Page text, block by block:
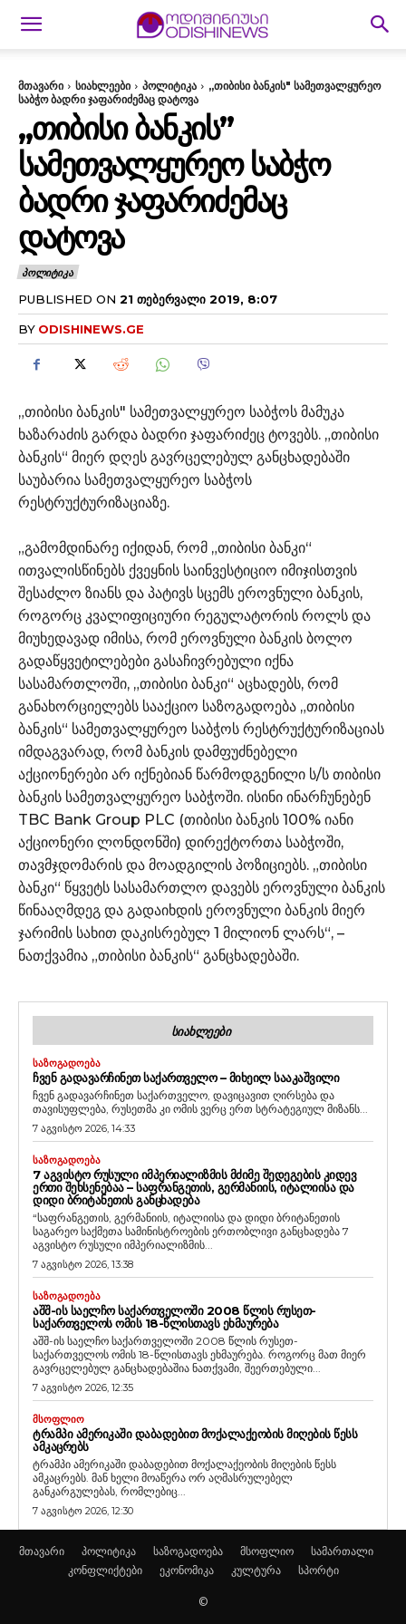
მთავარი სიახლეები პოლიტიკა
„თიბისი ბანკის" სამეთვალყურეო
საბჭო ბადრი ჯაფარიძემაც დატოვა
„ᲗᲘᲑᲘᲡᲘ ᲑᲐᲜᲙᲘᲡ”
ᲡᲐᲛᲔᲗᲕᲐᲚᲧᲣᲠᲔᲝ ᲡᲐᲑᲭᲝ
ᲑᲐᲓᲠᲘ ᲯᲐᲤᲐᲠᲘᲫᲔᲛᲐᲪ
ᲓᲐᲢᲝᲕᲐ
ᲞᲝᲚᲘᲢᲘᲙᲐ
PUBLISHED ON 21 ᲗᲔᲑᲔᲠᲕᲐᲚᲘ 2019, 8:07
BY ODISHINEWS.GE
„თიბისი ბანკის" სამეთვალყურეო საბჭოს მამუკა
ხაზარაძის გარდა ბადრი ჯაფარიძეც ტოვებს. „თიბისი
ბანკის“ მიერ დღეს გავრცელებულ განცხადებაში
საუბარია სამეთვალყურეო საბჭოს
რესტრუქტურიზაციაზე.
„გამომდინარე იქიდან, რომ „თიბისი ბანკი“
ითვალისწინებს ქვეყნის საინვესტიციო იმიჯისთვის
შესაძლო ზიანს და პატივს სცემს ეროვნული ბანკის,
როგორც კვალიფიციური რეგულატორის როლს და
მიუხედავად იმისა, რომ ეროვნული ბანკის ბოლო
გადაწყვეტილებები გასაჩივრებული იქნა
სასამართლოში, „თიბისი ბანკი“ აცხადებს, რომ
განახორციელებს სააქციო საზოგადოება „თიბისი
ბანკის“ სამეთვალყურეო საბჭოს რესტრუქტურიზაციას
იმდაგვარად, რომ ბანკის დამფუძნებელი
აქციონერები არ იქნებიან წარმოდგენილი ს/ს თიბისი
ბანკის სამეთვალყურეო საბჭოში. ისინი ინარჩუნებენ
TBC Bank Group PLC (თიბისი ბანკის 100% იანი
აქციონერი ლონდონში) დირექტორთა საბჭოში,
თავმჯდომარის და მოადგილის პოზიციებს. „თიბისი
ბანკი“ წყვეტს სასამართლო დავებს ეროვნული ბანკის
წინააღმდეგ და გადაიხდის ეროვნული ბანკის მიერ
ჯარიმის სახით დაკისრებულ 1 მილიონ ლარს“, –
ნათქვამია „თიბისი ბანკის“ განცხადებაში.
ᲡᲘᲐᲮᲚᲔᲔᲑᲘ
ᲡᲐᲖᲝᲒᲐᲓᲝᲔᲑᲐ
ᲩᲕᲔᲜ ᲒᲐᲓᲐᲕᲐᲠᲩᲘᲜᲔᲗ ᲡᲐᲥᲐᲠᲗᲕᲔᲚᲝ – ᲛᲘᲮᲔᲘᲚ ᲡᲐᲐᲙᲐᲨᲕᲘᲚᲘ
ჩვენ გადავარჩინეთ საქართველო, დავიცავით ღირსება და
თავისუფლება, რუსეთმა კი ომის ვერც ერთ სტრატეგიულ მიზანს...
7 აგვისტო 2026, 14:33
ᲡᲐᲖᲝᲒᲐᲓᲝᲔᲑᲐ
7 ᲐᲒᲕᲘᲡᲢᲝ ᲠᲣᲡᲣᲚᲘ ᲘᲛᲞᲔᲠᲘᲐᲚᲘᲖᲛᲘᲡ ᲛᲫᲘᲛᲔ ᲨᲔᲓᲔᲒᲔᲑᲘᲡ ᲙᲘᲓᲔᲕ
ᲔᲠᲗᲘ ᲨᲔᲮᲡᲔᲜᲔᲑᲐᲐ – ᲡᲐᲤᲠᲐᲜᲒᲔᲗᲘᲡ, ᲒᲔᲠᲛᲐᲜᲘᲘᲡ, ᲘᲢᲐᲚᲘᲘᲡᲐ ᲓᲐ
ᲓᲘᲓᲘ ᲑᲠᲘᲢᲐᲜᲔᲗᲘᲡ ᲒᲐᲜᲪᲮᲐᲓᲔᲑᲐ
“საფრანგეთის, გერმანიის, იტალიისა და დიდი ბრიტანეთის
საგარეო საქმეთა სამინისტროების ერთობლივი განცხადება 7
აგვისტო რუსული იმპერიალიზმის...
7 აგვისტო 2026, 13:38
ᲡᲐᲖᲝᲒᲐᲓᲝᲔᲑᲐ
ᲐᲨᲨ-ᲘᲡ ᲡᲐᲔᲚᲩᲝ ᲡᲐᲥᲐᲠᲗᲕᲔᲚᲝᲨᲘ 2008 ᲬᲚᲘᲡ ᲠᲣᲡᲔᲗ-
ᲡᲐᲥᲐᲠᲗᲕᲔᲚᲝᲡ ᲝᲛᲘᲡ 18-ᲬᲚᲘᲡᲗᲐᲕᲡ ᲔᲮᲛᲐᲣᲠᲔᲑᲐ
აშშ-ის საელჩო საქართველოში 2008 წლის რუსეთ-
საქართველოს ომის 18-წლისთავს ეხმაურება. როგორც მათ მიერ
გავრცელებულ განცხადებაშია ნათქვამი, შეერთებული...
7 აგვისტო 2026, 12:35
ᲛᲡᲝᲤᲚᲘᲝ
ᲢᲠᲐᲛᲞᲘ ᲐᲛᲔᲠᲘᲙᲐᲨᲘ ᲓᲐᲑᲐᲓᲔᲑᲘᲗ ᲛᲝᲥᲐᲚᲐᲥᲔᲝᲑᲘᲡ ᲛᲘᲦᲔᲑᲘᲡ ᲬᲔᲡᲡ
ᲐᲛᲙᲐᲪᲠᲔᲑᲡ
ტრამპი ამერიკაში დაბადებით მოქალაქეობის მიღების წესს
ამკაცრებს. მან ხელი მოაწერა ორ აღმასრულებელ
განკარგულებას, რომლებიც...
7 აგვისტო 2026, 12:30
მთავარი პოლიტიკა საზოგადოება მსოფლიო
სამართალი
კონფლიქტები
ეკონომიკა კულტურა სპორტი
©